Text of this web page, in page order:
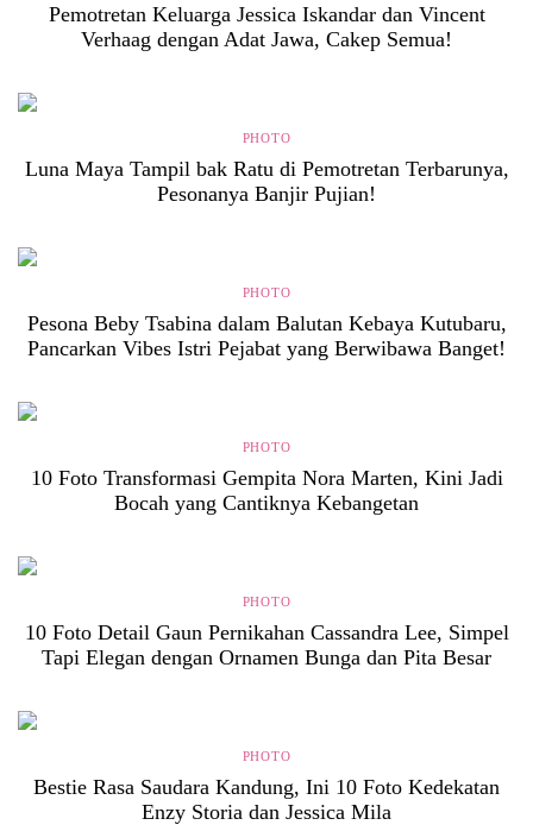
Pemotretan Keluarga Jessica Iskandar dan Vincent
Verhaag dengan Adat Jawa, Cakep Semua!
PHOTO
Luna Maya Tampil bak Ratu di Pemotretan Terbarunya,
Pesonanya Banjir Pujian!
PHOTO
Pesona Beby Tsabina dalam Balutan Kebaya Kutubaru,
Pancarkan Vibes Istri Pejabat yang Berwibawa Banget!
PHOTO
10 Foto Transformasi Gempita Nora Marten, Kini Jadi
Bocah yang Cantiknya Kebangetan
PHOTO
10 Foto Detail Gaun Pernikahan Cassandra Lee, Simpel
Tapi Elegan dengan Ornamen Bunga dan Pita Besar
PHOTO
Bestie Rasa Saudara Kandung, Ini 10 Foto Kedekatan
Enzy Storia dan Jessica Mila